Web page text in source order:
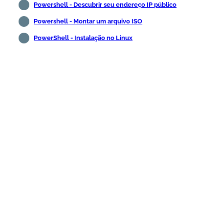
Powershell - Descubrir seu endereço IP público
Powershell - Montar um arquivo ISO
PowerShell - Instalação no Linux